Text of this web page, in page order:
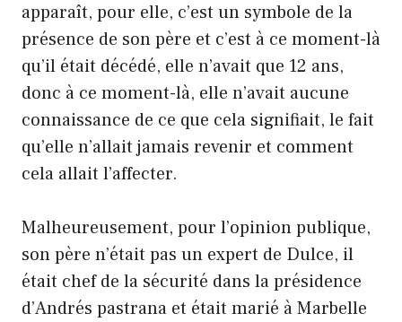
apparaît, pour elle, c’est un symbole de la
présence de son père et c’est à ce moment-là
qu’il était décédé, elle n’avait que 12 ans,
donc à ce moment-là, elle n’avait aucune
connaissance de ce que cela signifiait, le fait
qu’elle n’allait jamais revenir et comment
cela allait l’affecter.
Malheureusement, pour l’opinion publique,
son père n’était pas un expert de Dulce, il
était chef de la sécurité dans la présidence
d’Andrés pastrana et était marié à Marbelle